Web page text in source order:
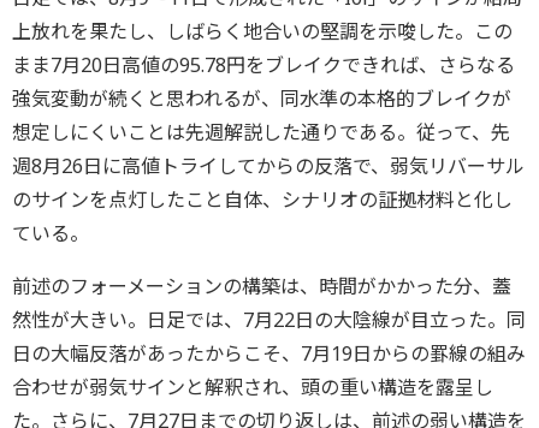
上放れを果たし、しばらく地合いの堅調を示唆した。この
まま7月20日高値の95.78円をブレイクできれば、さらなる
強気変動が続くと思われるが、同水準の本格的ブレイクが
想定しにくいことは先週解説した通りである。従って、先
週8月26日に高値トライしてからの反落で、弱気リバーサル
のサインを点灯したこと自体、シナリオの証拠材料と化し
ている。
前述のフォーメーションの構築は、時間がかかった分、蓋
然性が大きい。日足では、7月22日の大陰線が目立った。同
日の大幅反落があったからこそ、7月19日からの罫線の組み
合わせが弱気サインと解釈され、頭の重い構造を露呈し
た。さらに、7月27日までの切り返しは、前述の弱い構造を